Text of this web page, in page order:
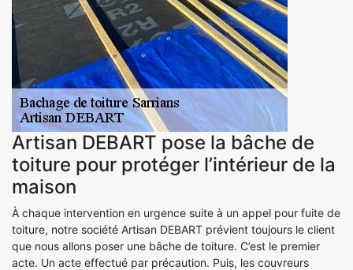
Artisan DEBART pose la bâche de
toiture pour protéger l’intérieur de la
maison
À chaque intervention en urgence suite à un appel pour fuite de
toiture, notre société Artisan DEBART prévient toujours le client
que nous allons poser une bâche de toiture. C’est le premier
acte. Un acte effectué par précaution. Puis, les couvreurs